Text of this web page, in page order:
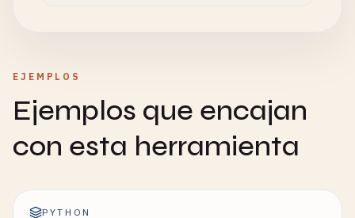
EJEMPLOS
Ejemplos que encajan
con esta herramienta
PYTHON